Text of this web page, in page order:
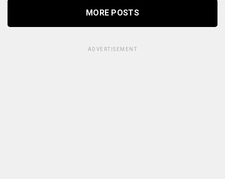
MORE POSTS
ADVERTISEMENT